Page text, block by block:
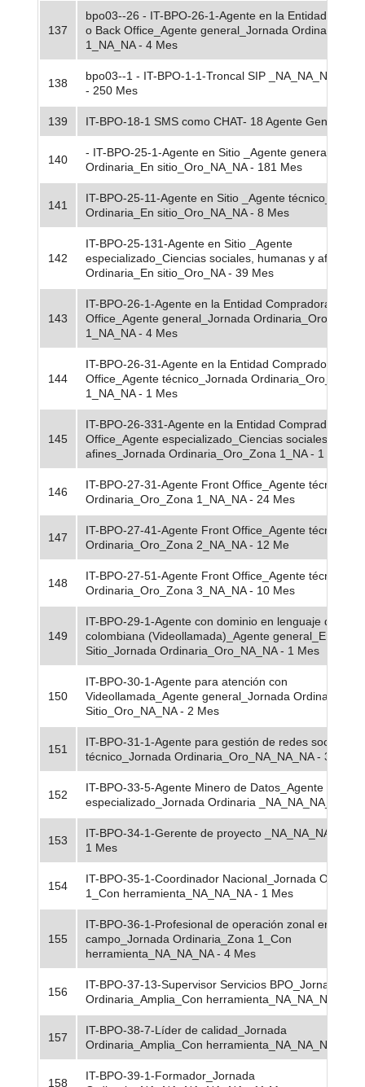
137
bpo03--26 - IT-BPO-26-1-Agente en la Entidad
o Back Office_Agente general_Jornada
1_NA_NA - 4 Mes
138
bpo03--1 - IT-BPO-1-1-Troncal SIP
- 250 Mes
139 IT-BPO-18-1 SMS como CHAT- 18 Agente General
140
- IT-BPO-25-1-Agente en Sitio _Agente
Ordinaria_En sitio_Oro_NA_NA - 181 Mes
141
IT-BPO-25-11-Agente en Sitio _Agente
Ordinaria_En sitio_Oro_NA_NA - 8 Mes
142
IT-BPO-25-131-Agente en Sitio _Agente
especializado_Ciencias sociales, humanas y
Ordinaria_En sitio_Oro_NA - 39 Mes
143
IT-BPO-26-1-Agente en la Entidad Compradora o
Office_Agente general_Jornada Ordinaria_Oro_Zona
1_NA_NA - 4 Mes
144
IT-BPO-26-31-Agente en la Entidad Compradora o
Office_Agente técnico_Jornada Ordinaria_Oro_Zona
1_NA_NA - 1 Mes
145
IT-BPO-26-331-Agente en la Entidad Compradora o
Office_Agente especializado_Ciencias sociales,
afines_Jornada Ordinaria_Oro_Zona 1_NA - 1 Mes
146
IT-BPO-27-31-Agente Front Office_Agente
Ordinaria_Oro_Zona 1_NA_NA - 24 Mes
147
IT-BPO-27-41-Agente Front Office_Agente
Ordinaria_Oro_Zona 2_NA_NA - 12 Me
148
IT-BPO-27-51-Agente Front Office_Agente
Ordinaria_Oro_Zona 3_NA_NA - 10 Mes
149
IT-BPO-29-1-Agente con dominio en lenguaje de
colombiana (Videollamada)_Agente general_En
Sitio_Jornada Ordinaria_Oro_NA_NA - 1 Mes
150
IT-BPO-30-1-Agente para atención con
Videollamada_Agente general_Jornada Ordinaria_En
Sitio_Oro_NA_NA - 2 Mes
151
IT-BPO-31-1-Agente para gestión de redes
técnico_Jornada Ordinaria_Oro_NA_NA_NA - 3 Mes
152
IT-BPO-33-5-Agente Minero de Datos_Agente
especializado_Jornada Ordinaria _NA_NA_NA_NA -
153
IT-BPO-34-1-Gerente de proyecto
1 Mes
154
IT-BPO-35-1-Coordinador Nacional_Jornada
1_Con herramienta_NA_NA_NA - 1 Mes
155
IT-BPO-36-1-Profesional de operación zonal en
campo_Jornada Ordinaria_Zona 1_Con
herramienta_NA_NA_NA - 4 Mes
156
IT-BPO-37-13-Supervisor Servicios BPO_Jornada
Ordinaria_Amplia_Con herramienta_NA_NA_NA - 12
157
IT-BPO-38-7-Líder de calidad_Jornada
Ordinaria_Amplia_Con herramienta_NA_NA_NA - 9
158
IT-BPO-39-1-Formador_Jornada